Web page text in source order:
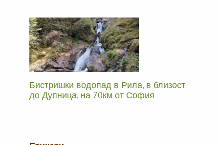
Бистришки водопад в Рила, в близост
до Дупница, на 70км от София